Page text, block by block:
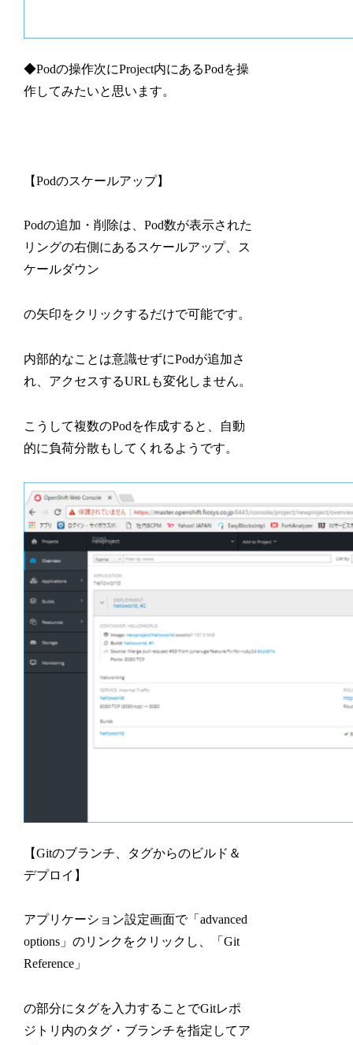
◆Podの操作次にProject内にあるPodを操
作してみたいと思います。
【Podのスケールアップ】
Podの追加・削除は、Pod数が表示された
リングの右側にあるスケールアップ、ス
ケールダウン
の矢印をクリックするだけで可能です。
内部的なことは意識せずにPodが追加さ
れ、アクセスするURLも変化しません。
こうして複数のPodを作成すると、自動
的に負荷分散もしてくれるようです。
【Gitのブランチ、タグからのビルド＆
デプロイ】
アプリケーション設定画面で「advanced
options」のリンクをクリックし、「Git
Reference」
の部分にタグを入力することでGitレポ
ジトリ内のタグ・ブランチを指定してア